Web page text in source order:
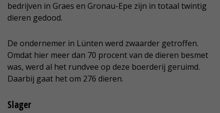
bedrijven in Graes en Gronau-Epe zijn in totaal twintig
dieren gedood.
De ondernemer in Lünten werd zwaarder getroffen.
Omdat hier meer dan 70 procent van de dieren besmet
was, werd al het rundvee op deze boerderij geruimd.
Daarbij gaat het om 276 dieren.
Slager